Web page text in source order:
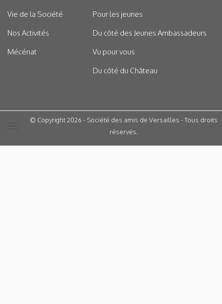
Vie de la Société
Nos Activités
Mécénat
Pour les jeunes
Du côté des Jeunes Ambassadeurs
Vu pour vous
Du côté du Château
© Copyright 2026 - Société des amis de Versailles - Tous droits
réservés.